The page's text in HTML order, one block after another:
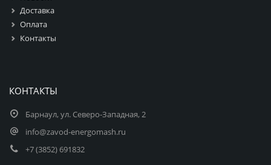
Доставка
Оплата
Контакты
КОНТАКТЫ
Барнаул, ул. Северо-Западная, 2
info@zavod-energomash.ru
+7 (3852) 691832